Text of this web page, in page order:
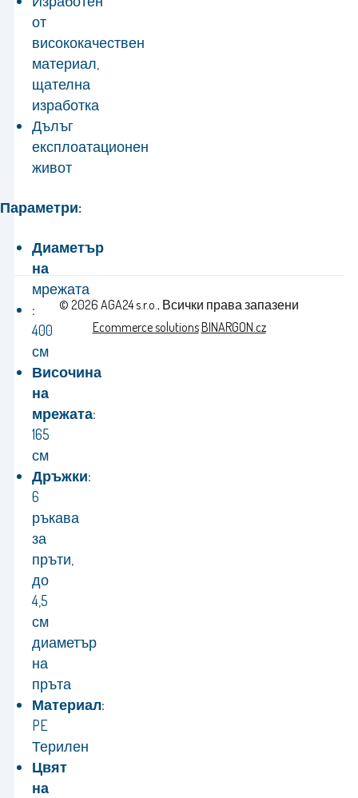
от
висококачествен
материал,
щателна
изработка
Дълъг
експлоатационен
живот
Параметри:
Диаметър
на
мрежата
:
400
см
Височина
на
мрежата:
165
см
Дръжки:
6
ръкава
за
пръти,
до
4,5
см
диаметър
на
пръта
Материал:
PE
Терилен
Цвят
на
© 2026 AGA24 s.r.o., Всички права запазени
Ecommerce solutionsBINARGON.cz